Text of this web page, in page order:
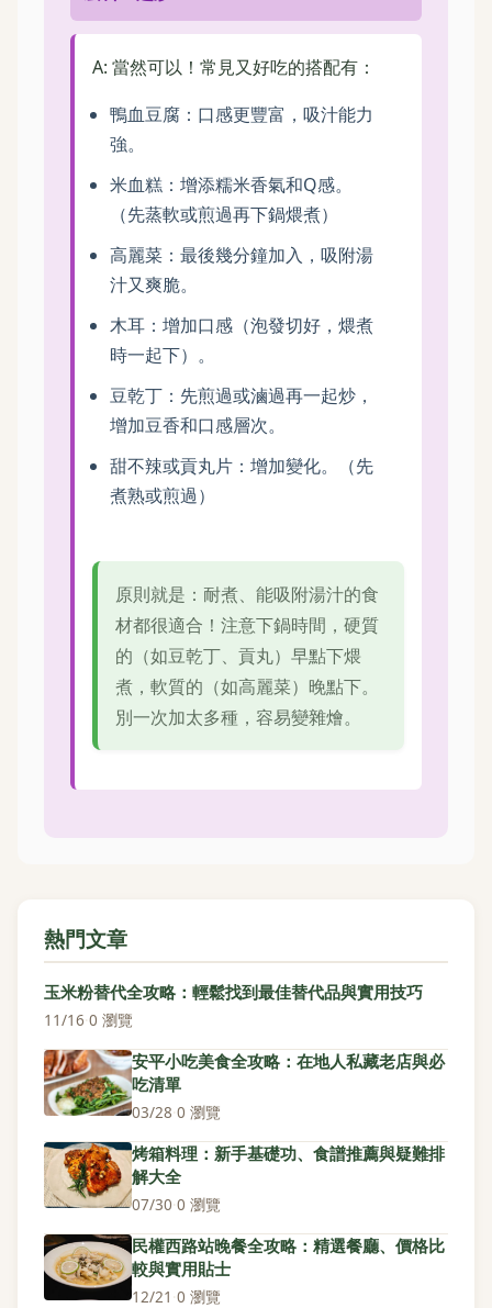
A: 當然可以！常見又好吃的搭配有：
鴨血豆腐：口感更豐富，吸汁能力
強。
米血糕：增添糯米香氣和Q感。
（先蒸軟或煎過再下鍋煨煮）
高麗菜：最後幾分鐘加入，吸附湯
汁又爽脆。
木耳：增加口感（泡發切好，煨煮
時一起下）。
豆乾丁：先煎過或滷過再一起炒，
增加豆香和口感層次。
甜不辣或貢丸片：增加變化。（先
煮熟或煎過）
原則就是：耐煮、能吸附湯汁的食
材都很適合！注意下鍋時間，硬質
的（如豆乾丁、貢丸）早點下煨
煮，軟質的（如高麗菜）晚點下。
別一次加太多種，容易變雜燴。
熱門文章
玉米粉替代全攻略：輕鬆找到最佳替代品與實用技巧
11/16·0 瀏覽
安平小吃美食全攻略：在地人私藏老店與必
吃清單
03/28·0 瀏覽
烤箱料理：新手基礎功、食譜推薦與疑難排
解大全
07/30·0 瀏覽
民權西路站晚餐全攻略：精選餐廳、價格比
較與實用貼士
12/21 ·0 瀏覽